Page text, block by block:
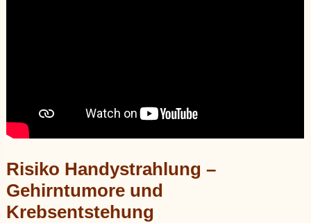
Risiko Handystrahlung –
Gehirntumore und
Krebsentstehung